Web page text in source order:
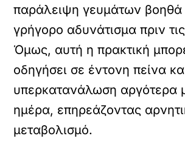
παράλειψη γευμάτων βοηθά
γρήγορο αδυνάτισμα πριν
Όμως, αυτή η πρακτική
οδηγήσει σε έντονη πείνα
υπερκατανάλωση αργότερα
ημέρα, επηρεάζοντας
μεταβολισμό.